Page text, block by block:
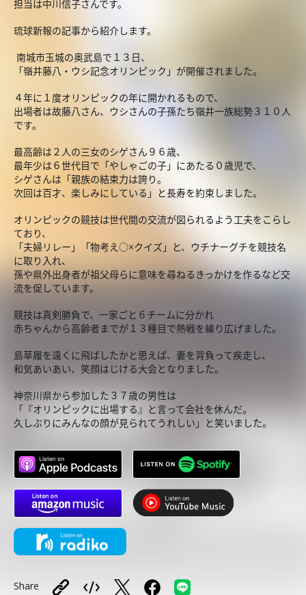
担当は中川信子さんです。
琉球新報の記事から紹介します。
南城市玉城の奥武島で１３日、
「嶺井藤八・ウシ記念オリンピック」が開催されました。
４年に１度オリンピックの年に開かれるもので、
出場者は故藤八さん、ウシさんの子孫たち嶺井一族総勢３１０人
です。
最高齢は２人の三女のシゲさん９６歳、
最年少は６世代目で「やしゃごの子」にあたる０歳児で、
シゲさんは「親族の結束力は誇り。
次回は百才、楽しみにしている」と長寿を約束しました。
オリンピックの競技は世代間の交流が図られるよう工夫をこらし
ており、
「夫婦リレー」「物考え○×クイズ」と、ウチナーグチを競技名
に取り入れ、
孫や県外出身者が祖父母らに意味を尋ねるきっかけを作るなど交
流を促しています。
競技は真剣勝負で、一家ごと６チームに分かれ
赤ちゃんから高齢者までが１３種目で熱戦を繰り広げました。
島草履を遠くに飛ばしたかと思えば、妻を背負って疾走し、
和気あいあい、笑顔はじける大会となりました。
神奈川県から参加した３７歳の男性は
「『オリンピックに出場する』と言って会社を休んだ。
久しぶりにみんなの顔が見られてうれしい」と笑いました。
Share